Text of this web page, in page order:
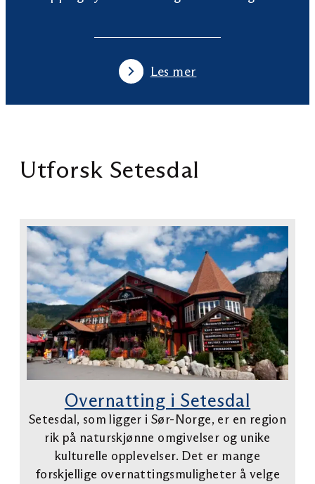
Les mer
Utforsk Setesdal
Overnatting i Setesdal
Setesdal, som ligger i Sør-Norge, er en region
rik på naturskjønne omgivelser og unike
kulturelle opplevelser. Det er mange
forskjellige overnattingsmuligheter å velge